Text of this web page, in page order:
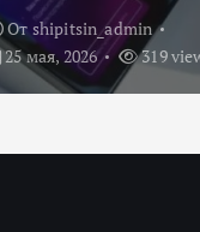
От shipitsin_admin
19 мая, 2026
309